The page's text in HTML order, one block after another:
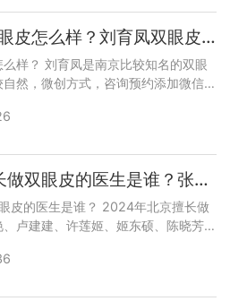
南京刘育凤做双眼皮怎么样？刘育凤双眼皮技术好吗？
样？ 刘育凤是南京比较知名的双眼
然，微创方式，咨询预约添加微信
2024年北京擅长做双眼皮的医生是谁？张大艳、卢建建、许莲姬、姬东硕、陈晓芳、师丽丽
皮的医生是谁？ 2024年北京擅长做
卢建建、许莲姬、姬东硕、陈晓芳、
拨打400-616-6769，详细沟通。